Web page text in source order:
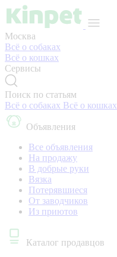
Москва
Всё о собаках
Всё о кошках
Сервисы
Поиск по статьям
Всё о собаках Всё о кошках
Объявления
Все объявления
На продажу
В добрые руки
Вязка
Потерявшиеся
От заводчиков
Из приютов
Каталог продавцов